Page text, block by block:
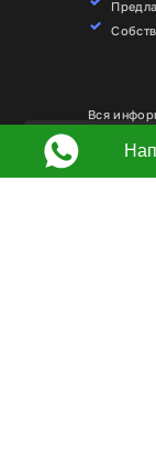
Вся
файлы cookie. Вы
cookie в настройках